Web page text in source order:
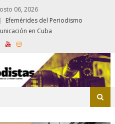
06, 2026
Efemérides del Periodismo
en Cuba